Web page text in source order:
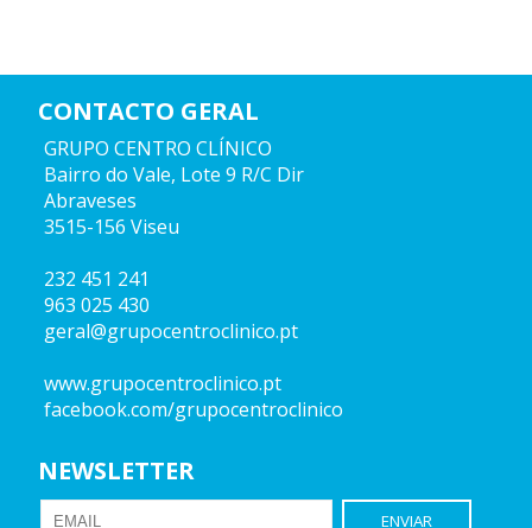
CONTACTO GERAL
GRUPO CENTRO CLÍNICO
Bairro do Vale, Lote 9 R/C Dir
Abraveses
3515-156 Viseu
232 451 241
963 025 430
geral@grupocentroclinico.pt
www.grupocentroclinico.pt
facebook.com/grupocentroclinico
NEWSLETTER